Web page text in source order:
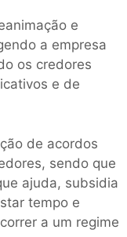
e
a empresa
os credores
e de
de acordos
sendo que
ajuda, subsidia
tempo e
a um regime